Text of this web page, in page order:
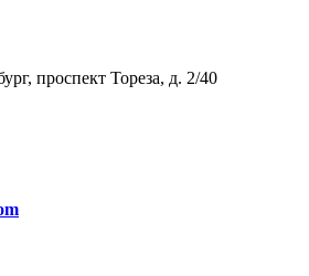
проспект Тореза, д. 2/40